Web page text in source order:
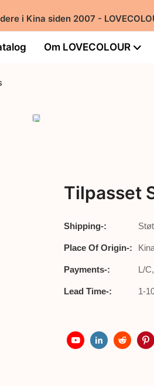
i Kina siden 2007 -
Om LOVECOLOUR
Tilpasset
Shipping-:
Place Of Origin-:
Payments-: L/
Lead Time-: 1-